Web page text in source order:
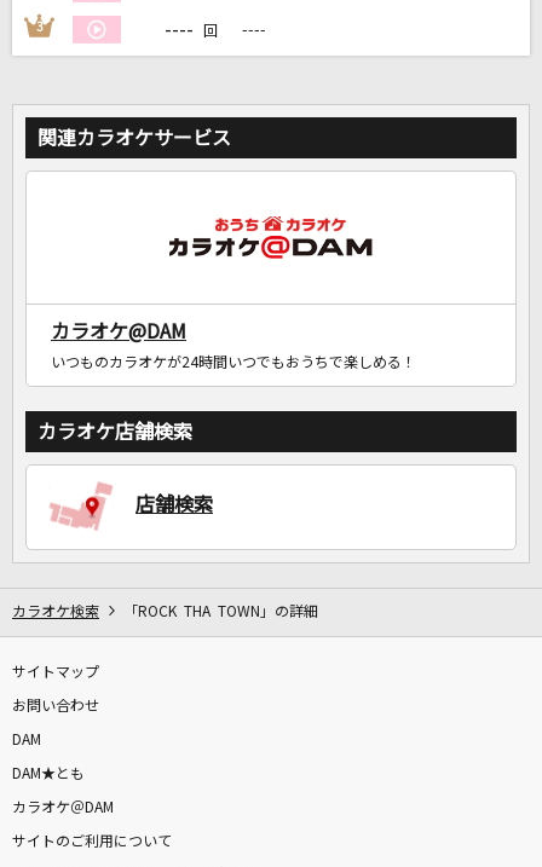
自宅でカラオケ歌い放題！
3 ---- 回 ----
関連カラオケサービス
カラオケ@DAM
いつものカラオケが24時間いつでもおうちで楽しめる！
カラオケ店舗検索
店舗検索
カラオケ検索 「ROCK THA TOWN」の詳細
サイトマップ
お問い合わせ
DAM
DAM★とも
カラオケ＠DAM
サイトのご利用について